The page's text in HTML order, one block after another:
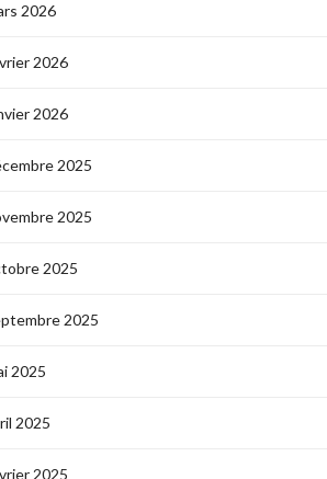
2026
2026
2026
2025
2025
2025
2025
2025
2025
2025